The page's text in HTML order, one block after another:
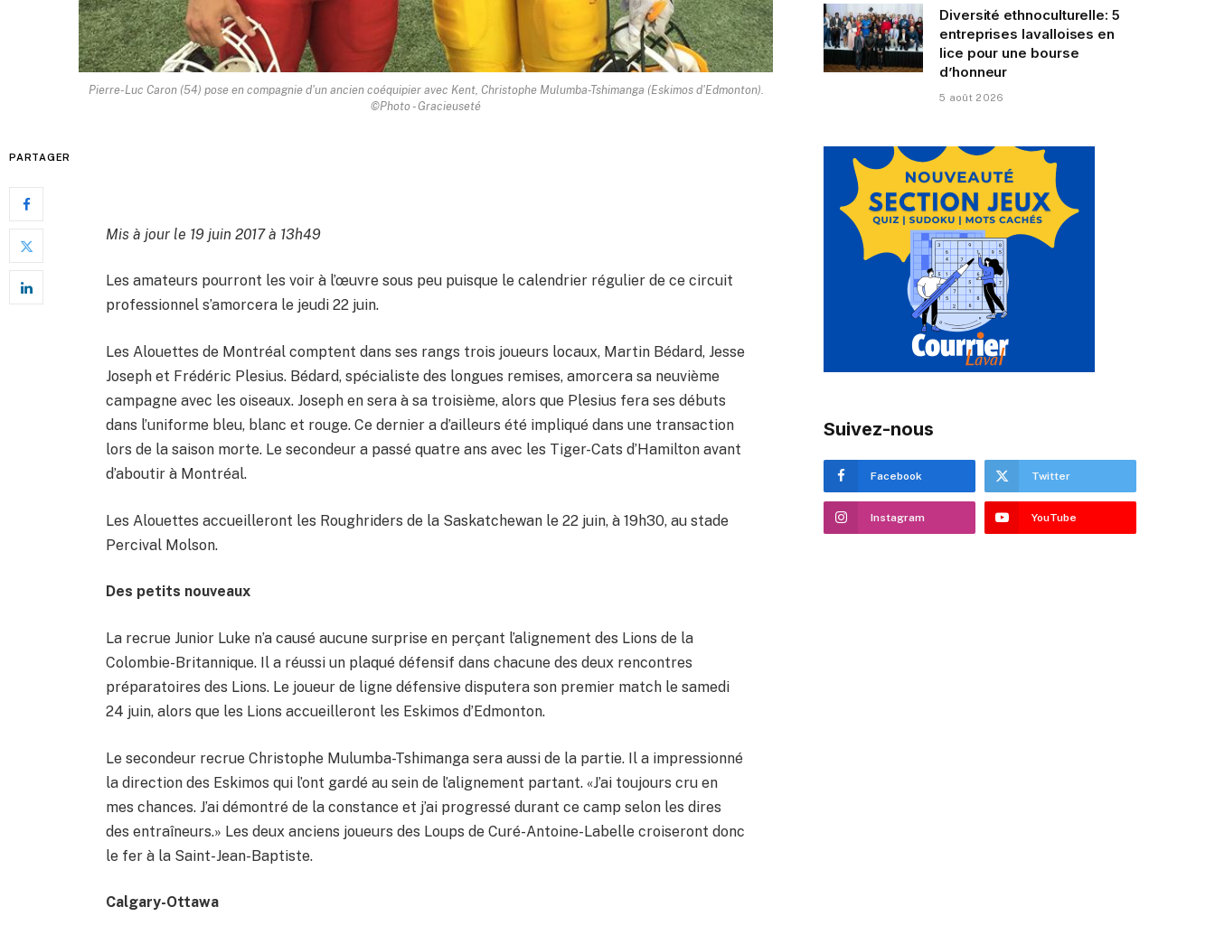
Pierre-Luc Caron (54) pose en compagnie d'un ancien coéquipier avec Kent, Christophe Mulumba-Tshimanga (Eskimos d'Edmonton).
©Photo - Gracieuseté
PARTAGER
Mis à jour le 19 juin 2017 à 13h49
Les amateurs pourront les voir à l’œuvre sous peu puisque le calendrier régulier de ce circuit
professionnel s’amorcera le jeudi 22 juin.
Les Alouettes de Montréal comptent dans ses rangs trois joueurs locaux, Martin Bédard, Jesse
Joseph et Frédéric Plesius. Bédard, spécialiste des longues remises, amorcera sa neuvième
campagne avec les oiseaux. Joseph en sera à sa troisième, alors que Plesius fera ses débuts
dans l’uniforme bleu, blanc et rouge. Ce dernier a d’ailleurs été impliqué dans une transaction
lors de la saison morte. Le secondeur a passé quatre ans avec les Tiger-Cats d’Hamilton avant
d’aboutir à Montréal.
Les Alouettes accueilleront les Roughriders de la Saskatchewan le 22 juin, à 19h30, au stade
Percival Molson.
Des petits nouveaux
La recrue Junior Luke n’a causé aucune surprise en perçant l’alignement des Lions de la
Colombie-Britannique. Il a réussi un plaqué défensif dans chacune des deux rencontres
préparatoires des Lions. Le joueur de ligne défensive disputera son premier match le samedi
24 juin, alors que les Lions accueilleront les Eskimos d’Edmonton.
Le secondeur recrue Christophe Mulumba-Tshimanga sera aussi de la partie. Il a impressionné
la direction des Eskimos qui l’ont gardé au sein de l’alignement partant. «J’ai toujours cru en
mes chances. J’ai démontré de la constance et j’ai progressé durant ce camp selon les dires
des entraîneurs.» Les deux anciens joueurs des Loups de Curé-Antoine-Labelle croiseront donc
le fer à la Saint-Jean-Baptiste.
Calgary-Ottawa
Diversité ethnoculturelle: 5
entreprises lavalloises en
lice pour une bourse
d’honneur
5 août 2026
Suivez-nous
Facebook Twitter
Instagram YouTube